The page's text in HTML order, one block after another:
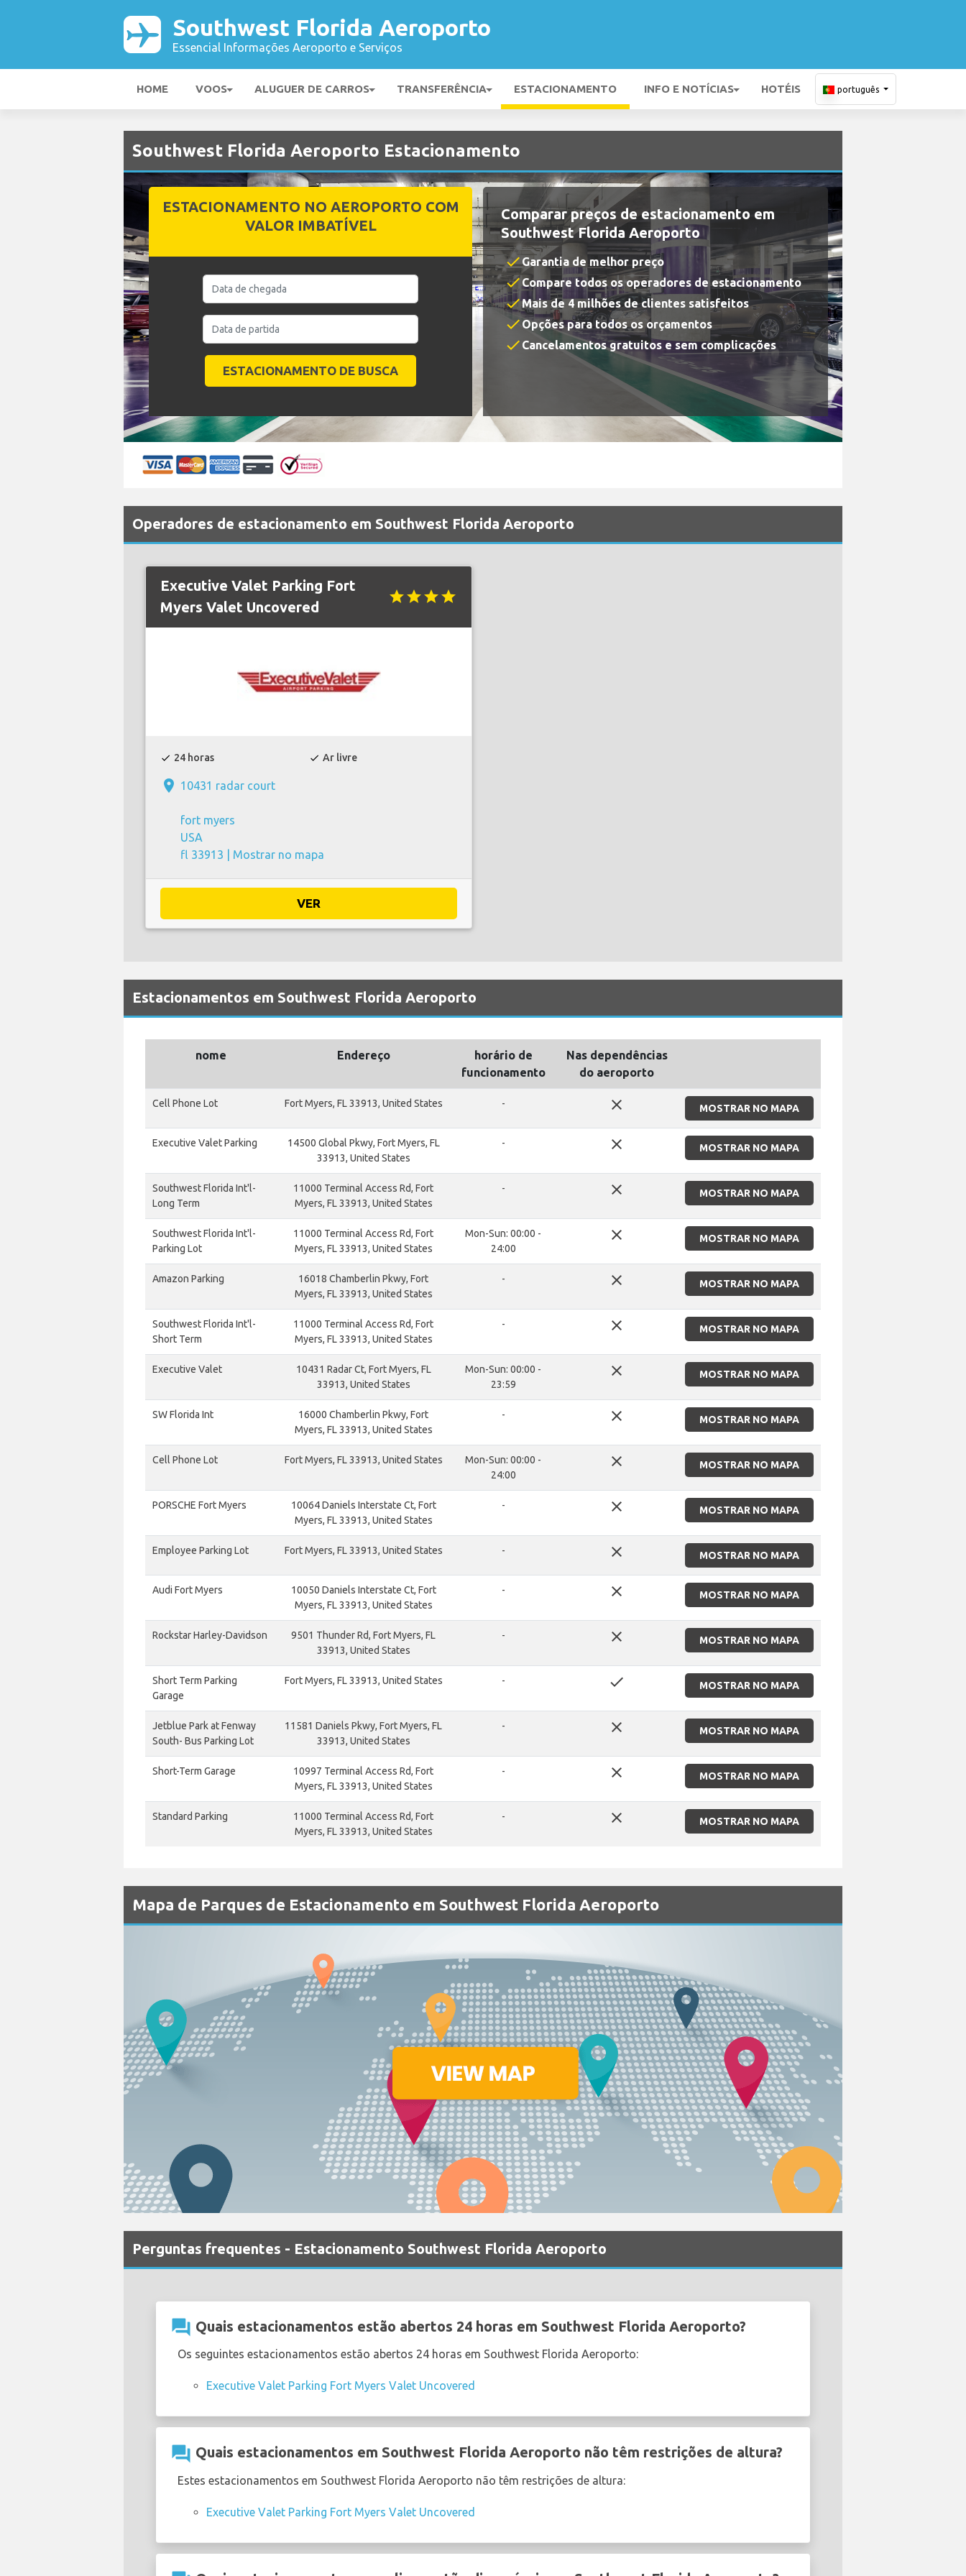
Southwest Florida Aeroporto
Essencial Informações Aeroporto e Serviços
HOME VOOS ALUGUER DE CARROS TRANSFERÊNCIA ESTACIONAMENTO INFO E NOTÍCIAS HOTÉIS português
Southwest Florida Aeroporto Estacionamento
ESTACIONAMENTO NO AEROPORTO COM
VALOR IMBATÍVEL
Comparar preços de estacionamento em
Southwest Florida Aeroporto
checkGarantia de melhor preço
checkCompare todos os operadores de estacionamento
checkMais de 4 milhões de clientes satisfeitos
check Opções para todos os orçamentos
check Cancelamentos gratuitos e sem complicações
Operadores de estacionamento em Southwest Florida Aeroporto
Executive Valet Parking Fort
Myers Valet Uncovered
starstarstarstar
check 24 horas check Ar livre
place 10431 radar court
fort myers
USA
fl 33913 | Mostrar no mapa
VER
Estacionamentos em Southwest Florida Aeroporto
nome Endereço
horário de
funcionamento
Nas dependências
do aeroporto
Cell Phone Lot Fort Myers, FL 33913, United States - close MOSTRAR NO MAPA
Executive Valet Parking
14500 Global Pkwy, Fort Myers, FL
33913, United States
- close MOSTRAR NO MAPA
Southwest Florida Int'l-
Long Term
11000 Terminal Access Rd, Fort
Myers, FL 33913, United States
- close MOSTRAR NO MAPA
Southwest Florida Int'l-
Parking Lot
11000 Terminal Access Rd, Fort
Myers, FL 33913, United States
Mon-Sun: 00:00 -
24:00
close MOSTRAR NO MAPA
Amazon Parking
16018 Chamberlin Pkwy, Fort
Myers, FL 33913, United States
- close MOSTRAR NO MAPA
Southwest Florida Int'l-
Short Term
11000 Terminal Access Rd, Fort
Myers, FL 33913, United States
- close MOSTRAR NO MAPA
Executive Valet
10431 Radar Ct, Fort Myers, FL
33913, United States
Mon-Sun: 00:00 -
23:59
close MOSTRAR NO MAPA
SW Florida Int
16000 Chamberlin Pkwy, Fort
Myers, FL 33913, United States
- close MOSTRAR NO MAPA
Cell Phone Lot Fort Myers, FL 33913, United States
Mon-Sun: 00:00 -
24:00
close MOSTRAR NO MAPA
PORSCHE Fort Myers
10064 Daniels Interstate Ct, Fort
Myers, FL 33913, United States
- close MOSTRAR NO MAPA
Employee Parking Lot Fort Myers, FL 33913, United States - close MOSTRAR NO MAPA
Audi Fort Myers
10050 Daniels Interstate Ct, Fort
Myers, FL 33913, United States
- close MOSTRAR NO MAPA
Rockstar Harley-Davidson
9501 Thunder Rd, Fort Myers, FL
33913, United States
- close MOSTRAR NO MAPA
Short Term Parking
Garage
Fort Myers, FL 33913, United States - done MOSTRAR NO MAPA
Jetblue Park at Fenway
South- Bus Parking Lot
11581 Daniels Pkwy, Fort Myers, FL
33913, United States
- close MOSTRAR NO MAPA
Short-Term Garage
10997 Terminal Access Rd, Fort
Myers, FL 33913, United States
- close MOSTRAR NO MAPA
Standard Parking
11000 Terminal Access Rd, Fort
Myers, FL 33913, United States
- close MOSTRAR NO MAPA
Mapa de Parques de Estacionamento em Southwest Florida Aeroporto
Perguntas frequentes - Estacionamento Southwest Florida Aeroporto
question_answer Quais estacionamentos estão abertos 24 horas em Southwest Florida Aeroporto?
Os seguintes estacionamentos estão abertos 24 horas em Southwest Florida Aeroporto:
Executive Valet Parking Fort Myers Valet Uncovered
question_answer Quais estacionamentos em Southwest Florida Aeroporto não têm restrições de altura?
Estes estacionamentos em Southwest Florida Aeroporto não têm restrições de altura:
Executive Valet Parking Fort Myers Valet Uncovered